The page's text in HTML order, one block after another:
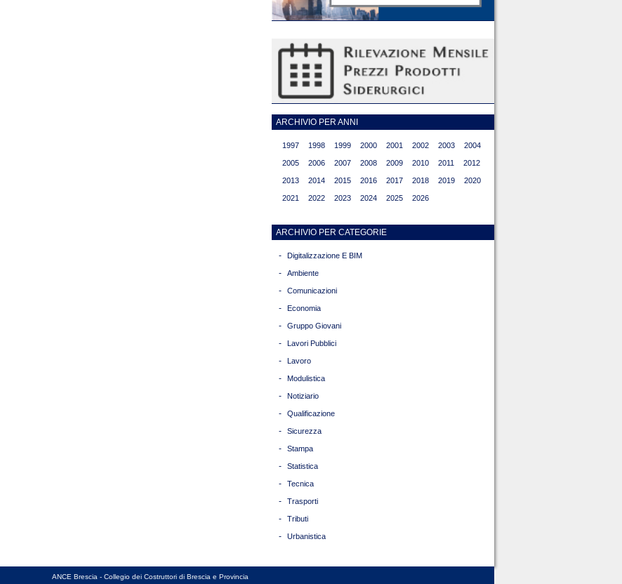
ARCHIVIO PER ANNI
1997 1998 1999 2000 2001 2002 2003 2004
2005 2006 2007 2008 2009 2010 2011 2012
2013 2014 2015 2016 2017 2018 2019 2020
2021 2022 2023 2024 2025 2026
ARCHIVIO PER CATEGORIE
- Digitalizzazione E BIM
- Ambiente
- Comunicazioni
- Economia
- Gruppo Giovani
- Lavori Pubblici
- Lavoro
- Modulistica
- Notiziario
- Qualificazione
- Sicurezza
- Stampa
- Statistica
- Tecnica
- Trasporti
- Tributi
- Urbanistica
ANCE Brescia - Collegio dei Costruttori di Brescia e Provincia